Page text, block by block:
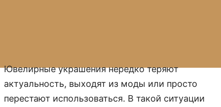
Ювелирные украшения нередко теряют
актуальность, выходят из моды или просто
перестают использоваться. В такой ситуации